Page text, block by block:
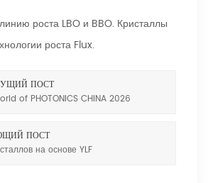
роста LBO и BBO. Кристаллы
роста Flux.
ПОСТ
of PHOTONICS CHINA 2026
ПОСТ
на основе YLF